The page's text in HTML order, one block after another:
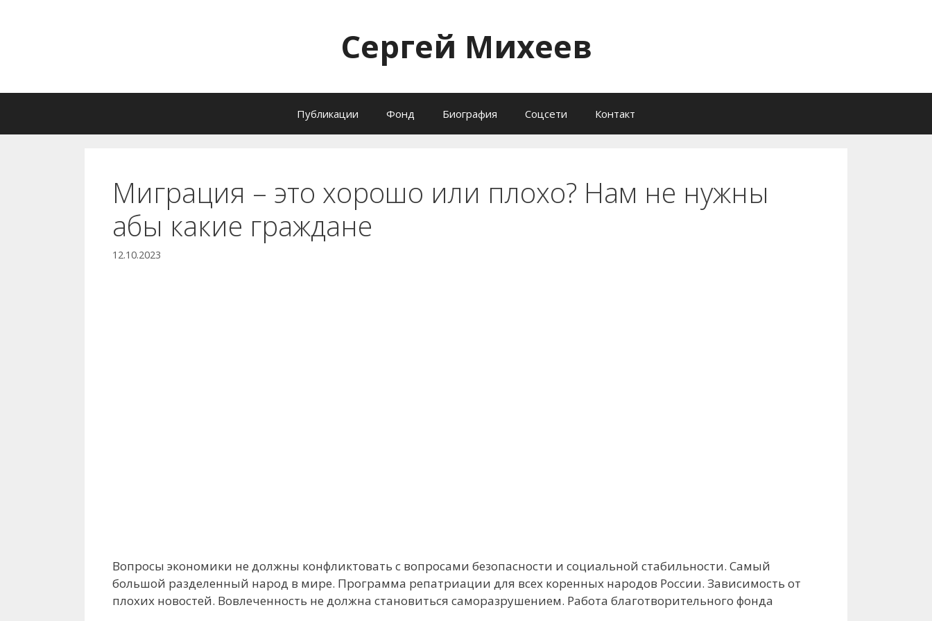
Сергей Михеев
Публикации Фонд Биография Соцсети Контакт
Миграция – это хорошо или плохо? Нам не нужны
абы какие граждане
12.10.2023
Вопросы экономики не должны конфликтовать с вопросами безопасности и социальной стабильности. Самый
большой разделенный народ в мире. Программа репатриации для всех коренных народов России. Зависимость от
плохих новостей. Вовлеченность не должна становиться саморазрушением. Работа благотворительного фонда